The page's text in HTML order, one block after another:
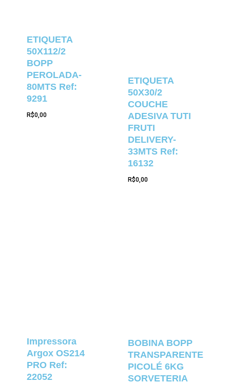
ETIQUETA
50X112/2
BOPP
PEROLADA-
80MTS Ref:
9291
R$0,00
ETIQUETA
50X30/2
COUCHE
ADESIVA TUTI
FRUTI
DELIVERY-
33MTS Ref:
16132
R$0,00
Impressora
Argox OS214
PRO Ref:
22052
BOBINA BOPP
TRANSPARENTE
PICOLÉ 6KG
SORVETERIA